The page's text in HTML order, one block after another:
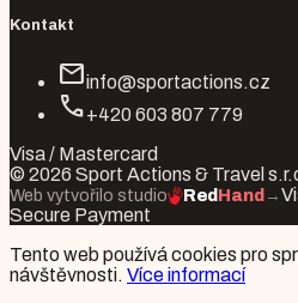
Kontakt
mailinfo@sportactions.cz
call+420 603 807 779
Visa / Mastercard
© 2026 Sport Actions & Travel
Web vytvořilo studio RedHand →
Secure Payment
Tento web používá cookies pro
návštěvnosti. Více informací